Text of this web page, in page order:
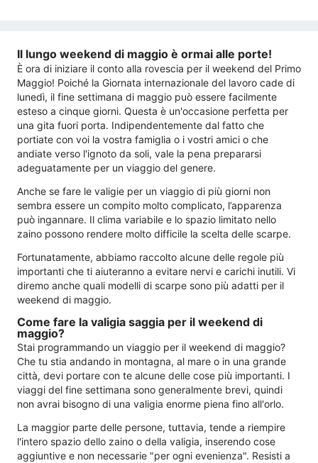
Il lungo weekend di maggio è ormai alle porte!
È ora di iniziare il conto alla rovescia per il weekend del Primo
Maggio! Poiché la Giornata internazionale del lavoro cade di
lunedì, il fine settimana di maggio può essere facilmente
esteso a cinque giorni. Questa è un'occasione perfetta per
una gita fuori porta. Indipendentemente dal fatto che
portiate con voi la vostra famiglia o i vostri amici o che
andiate verso l'ignoto da soli, vale la pena prepararsi
adeguatamente per un viaggio del genere.
Anche se fare le valigie per un viaggio di più giorni non
sembra essere un compito molto complicato, l’apparenza
può ingannare. Il clima variabile e lo spazio limitato nello
zaino possono rendere molto difficile la scelta delle scarpe.
Fortunatamente, abbiamo raccolto alcune delle regole più
importanti che ti aiuteranno a evitare nervi e carichi inutili. Vi
diremo anche quali modelli di scarpe sono più adatti per il
weekend di maggio.
Come fare la valigia saggia per il weekend di
maggio?
Stai programmando un viaggio per il weekend di maggio?
Che tu stia andando in montagna, al mare o in una grande
città, devi portare con te alcune delle cose più importanti. I
viaggi del fine settimana sono generalmente brevi, quindi
non avrai bisogno di una valigia enorme piena fino all'orlo.
La maggior parte delle persone, tuttavia, tende a riempire
l'intero spazio dello zaino o della valigia, inserendo cose
aggiuntive e non necessarie "per ogni evenienza". Resisti a